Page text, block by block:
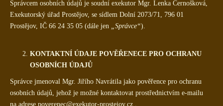
Správcem osobních údajů je soudní exekutor Mgr. Lenka Černošková,
Exekutorský úřad Prostějov, se sídlem Dolní 2073/71, 796 01
Prostějov, IČ 66 24 35 05 (dále jen „Správce“).
KONTAKTNÍ ÚDAJE POVĚŘENECE PRO OCHRANU
OSOBNÍCH ÚDAJŮ
Správce jmenoval Mgr. Jiřího Navrátila jako pověřence pro ochranu
osobních údajů, jehož je možné kontaktovat prostřednictvím e-mailu
na adrese poverenec@exekutor-prostejov.cz .